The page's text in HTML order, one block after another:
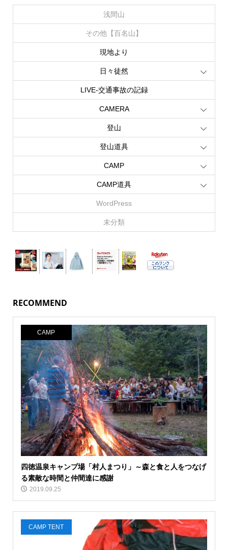
浅間山
その他【百名山】
現地より
日々徒然
LIVE‐交通事故の記録
CAMERA
登山
登山道具
CAMP
CAMP道具
WordPress
未分類
RECOMMEND
CAMP
四徳温泉キャンプ場「村人まつり」～森と食と人をつなげ
る素敵な時間と仲間達に感謝
2019.09.25
CAMP TENT